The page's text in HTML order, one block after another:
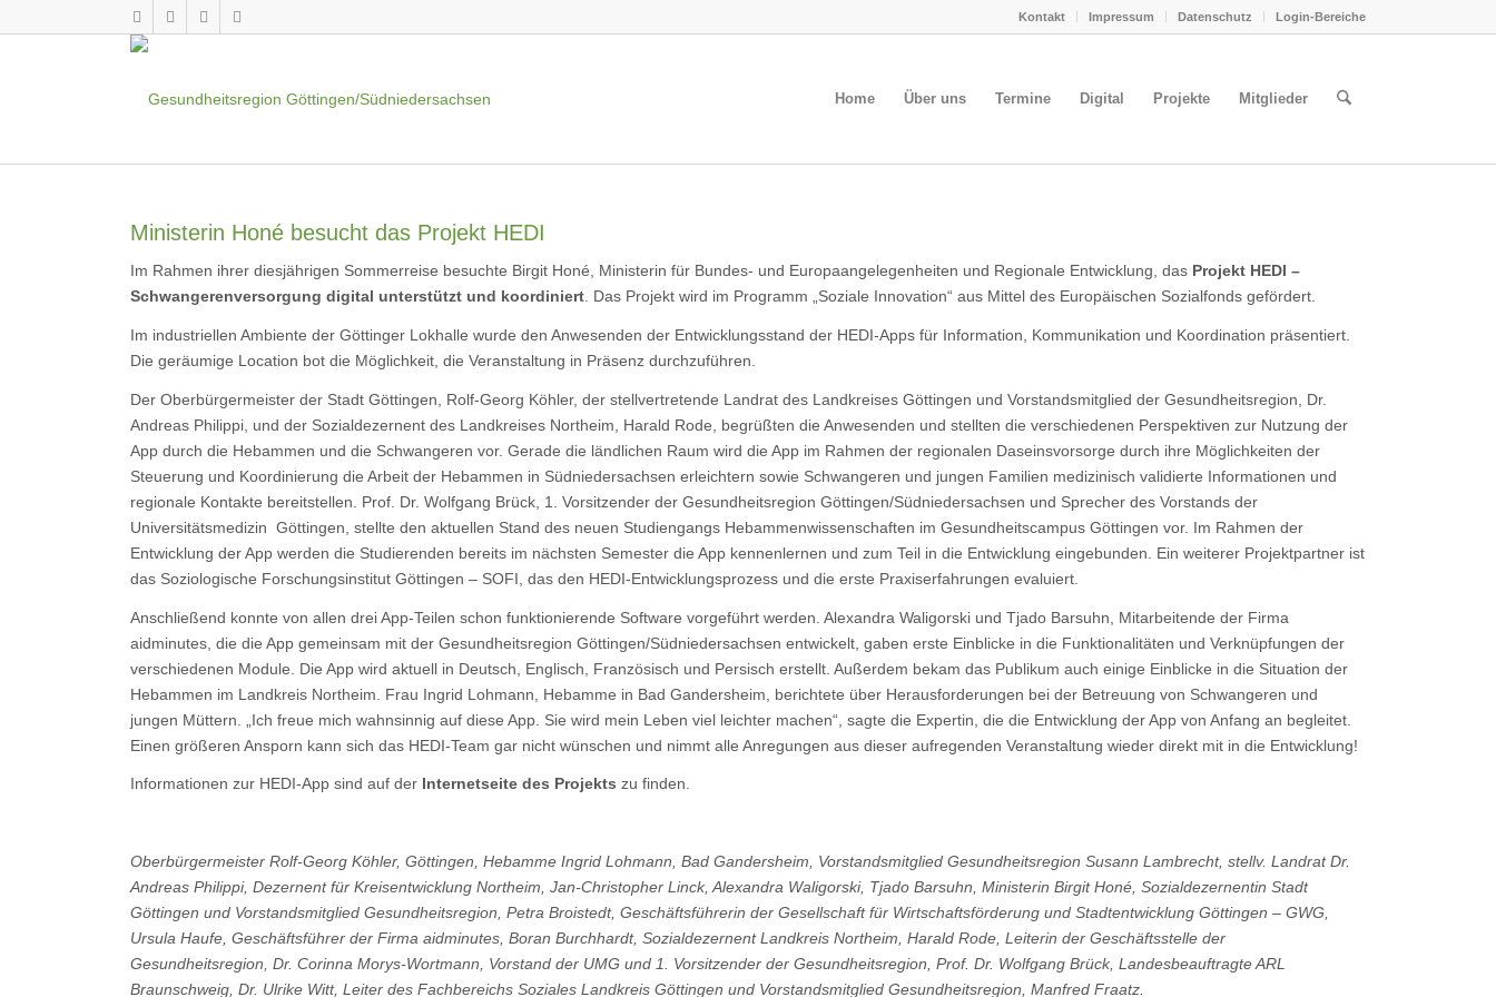
Kontakt Impressum Datenschutz Login-Bereiche
Home Über uns Termine Digital Projekte Mitglieder
Ministerin Honé besucht das Projekt HEDI
Im Rahmen ihrer diesjährigen Sommerreise besuchte Birgit Honé, Ministerin für Bundes- und Europaangelegenheiten und Regionale Entwicklung, das Projekt HEDI –
Schwangerenversorgung digital unterstützt und koordiniert . Das Projekt wird im Programm „Soziale Innovation“ aus Mittel des Europäischen Sozialfonds gefördert.
Im industriellen Ambiente der Göttinger Lokhalle wurde den Anwesenden der Entwicklungsstand der HEDI-Apps für Information, Kommunikation und Koordination präsentiert.
Die geräumige Location bot die Möglichkeit, die Veranstaltung in Präsenz durchzuführen.
Der Oberbürgermeister der Stadt Göttingen, Rolf-Georg Köhler, der stellvertretende Landrat des Landkreises Göttingen und Vorstandsmitglied der Gesundheitsregion, Dr.
Andreas Philippi, und der Sozialdezernent des Landkreises Northeim, Harald Rode, begrüßten die Anwesenden und stellten die verschiedenen Perspektiven zur Nutzung der
App durch die Hebammen und die Schwangeren vor. Gerade die ländlichen Raum wird die App im Rahmen der regionalen Daseinsvorsorge durch ihre Möglichkeiten der
Steuerung und Koordinierung die Arbeit der Hebammen in Südniedersachsen erleichtern sowie Schwangeren und jungen Familien medizinisch validierte Informationen und
regionale Kontakte bereitstellen. Prof. Dr. Wolfgang Brück, 1. Vorsitzender der Gesundheitsregion Göttingen/Südniedersachsen und Sprecher des Vorstands der
Universitätsmedizin Göttingen, stellte den aktuellen Stand des neuen Studiengangs Hebammenwissenschaften im Gesundheitscampus Göttingen vor. Im Rahmen der
Entwicklung der App werden die Studierenden bereits im nächsten Semester die App kennenlernen und zum Teil in die Entwicklung eingebunden. Ein weiterer Projektpartner ist
das Soziologische Forschungsinstitut Göttingen – SOFI, das den HEDI-Entwicklungsprozess und die erste Praxiserfahrungen evaluiert.
Anschließend konnte von allen drei App-Teilen schon funktionierende Software vorgeführt werden. Alexandra Waligorski und Tjado Barsuhn, Mitarbeitende der Firma
aidminutes, die die App gemeinsam mit der Gesundheitsregion Göttingen/Südniedersachsen entwickelt, gaben erste Einblicke in die Funktionalitäten und Verknüpfungen der
verschiedenen Module. Die App wird aktuell in Deutsch, Englisch, Französisch und Persisch erstellt. Außerdem bekam das Publikum auch einige Einblicke in die Situation der
Hebammen im Landkreis Northeim. Frau Ingrid Lohmann, Hebamme in Bad Gandersheim, berichtete über Herausforderungen bei der Betreuung von Schwangeren und
jungen Müttern. „Ich freue mich wahnsinnig auf diese App. Sie wird mein Leben viel leichter machen“, sagte die Expertin, die die Entwicklung der App von Anfang an begleitet.
Einen größeren Ansporn kann sich das HEDI-Team gar nicht wünschen und nimmt alle Anregungen aus dieser aufregenden Veranstaltung wieder direkt mit in die Entwicklung!
Informationen zur HEDI-App sind auf der Internetseite des Projekts zu finden.
Oberbürgermeister Rolf-Georg Köhler, Göttingen, Hebamme Ingrid Lohmann, Bad Gandersheim, Vorstandsmitglied Gesundheitsregion Susann Lambrecht, stellv. Landrat Dr.
Andreas Philippi, Dezernent für Kreisentwicklung Northeim, Jan-Christopher Linck, Alexandra Waligorski, Tjado Barsuhn, Ministerin Birgit Honé, Sozialdezernentin Stadt
Göttingen und Vorstandsmitglied Gesundheitsregion, Petra Broistedt, Geschäftsführerin der Gesellschaft für Wirtschaftsförderung und Stadtentwicklung Göttingen – GWG,
Ursula Haufe, Geschäftsführer der Firma aidminutes, Boran Burchhardt, Sozialdezernent Landkreis Northeim, Harald Rode, Leiterin der Geschäftsstelle der
Gesundheitsregion, Dr. Corinna Morys-Wortmann, Vorstand der UMG und 1. Vorsitzender der Gesundheitsregion, Prof. Dr. Wolfgang Brück, Landesbeauftragte ARL
Braunschweig, Dr. Ulrike Witt, Leiter des Fachbereichs Soziales Landkreis Göttingen und Vorstandsmitglied Gesundheitsregion, Manfred Fraatz.